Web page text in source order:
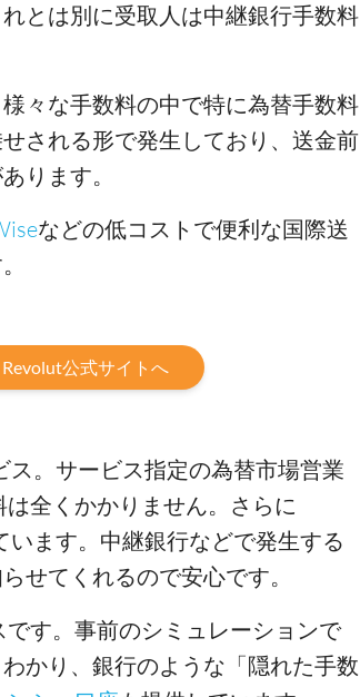
とは別に受取人は中継銀行手数料
々な手数料の中で特に為替手数料
される形で発生しており、送金前
ります。
などの低コストで便利な国際送
Revolut公式サイトへ
。サービス指定の為替市場営業
全くかかりません。さらに
ます。中継銀行などで発生する
せてくれるので安心です。
す。事前のシミュレーションで
かり、銀行のような「隠れた手数